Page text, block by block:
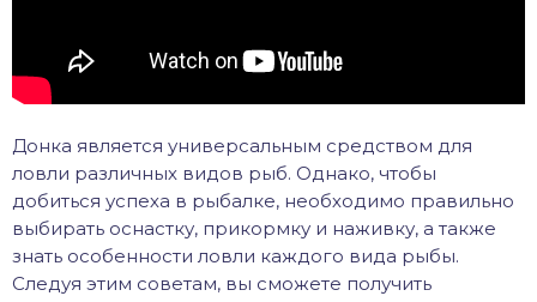
Донка является универсальным средством для
ловли различных видов рыб. Однако, чтобы
добиться успеха в рыбалке, необходимо правильно
выбирать оснастку, прикормку и наживку, а также
знать особенности ловли каждого вида рыбы.
Следуя этим советам, вы сможете получить